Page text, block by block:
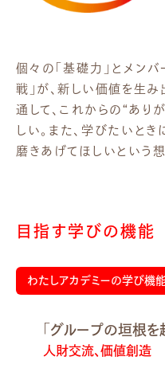
個々の「基礎力」とメンバ
戦」が、新しい価値を生
通して、これからの“あり
しい。また、学びたいとき
磨きあげてほしいという想
目指す学びの機能
わたしアカデミーの学び機能
「グループの垣根
人財交流、価値創造